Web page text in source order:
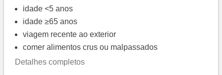
idade <5 anos
idade ≥65 anos
viagem recente ao exterior
comer alimentos crus ou malpassados
Detalhes completos